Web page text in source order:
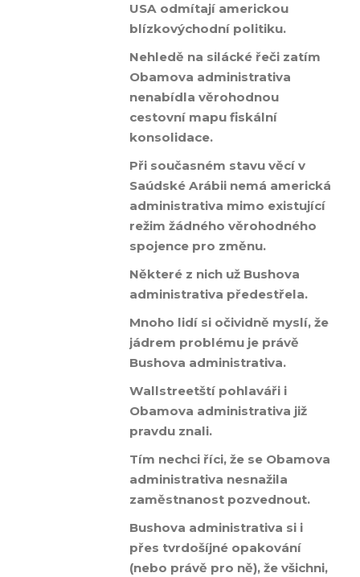
USA odmítají americkou
blízkovýchodní politiku.
Nehledě na silácké řeči zatím
Obamova administrativa
nenabídla věrohodnou
cestovní mapu fiskální
konsolidace.
Při současném stavu věcí v
Saúdské Arábii nemá americká
administrativa mimo existující
režim žádného věrohodného
spojence pro změnu.
Některé z nich už Bushova
administrativa předestřela.
Mnoho lidí si očividně myslí, že
jádrem problému je právě
Bushova administrativa.
Wallstreetští pohlaváři i
Obamova administrativa již
pravdu znali.
Tím nechci říci, že se Obamova
administrativa nesnažila
zaměstnanost pozvednout.
Bushova administrativa si i
přes tvrdošíjné opakování
(nebo právě pro ně), že všichni,